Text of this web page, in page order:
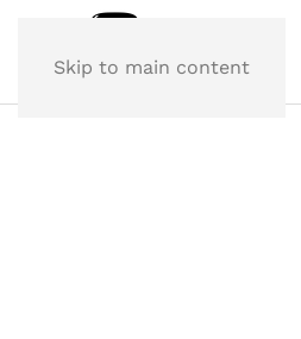
Skip to main content